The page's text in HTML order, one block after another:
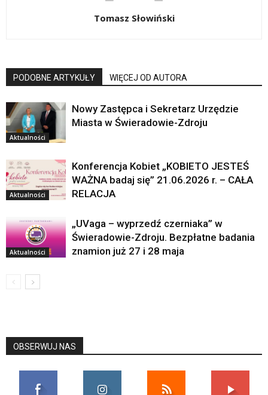
Tomasz Słowiński
PODOBNE ARTYKUŁY WIĘCEJ OD AUTORA
Aktualności
Nowy Zastępca i Sekretarz Urzędzie
Miasta w Świeradowie-Zdroju
Aktualności
Konferencja Kobiet „KOBIETO JESTEŚ
WAŻNA badaj się” 21.06.2026 r. – CAŁA
RELACJA
Aktualności
„UVaga – wyprzedź czerniaka” w
Świeradowie-Zdroju. Bezpłatne badania
znamion już 27 i 28 maja
OBSERWUJ NAS